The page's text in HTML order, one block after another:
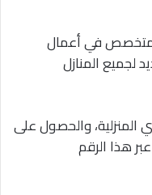
في أعمال
لجميع المنازل
والحصول على
هذا الرقم